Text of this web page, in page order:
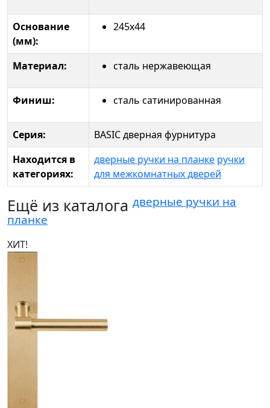
Основание
(мм):
245x44
Материал: сталь нержавеющая
Финиш: сталь сатинированная
Серия:
BASIC дверная фурнитура
Находится в
категориях:
дверные ручки на планке ручки
для межкомнатных дверей
Ещё из каталога дверные ручки на
планке
ХИТ!